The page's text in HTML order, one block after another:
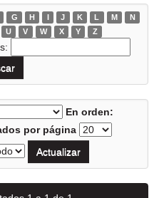
G H I J K L M
N
U V W X Y Z
En orden:
por página